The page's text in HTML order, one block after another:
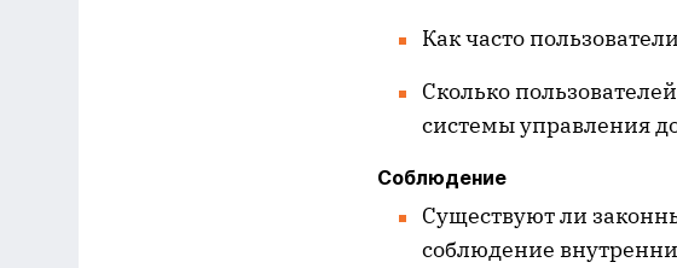
Как часто
Сколько
системы управления
Соблюдение
Существуют ли
соблюдение